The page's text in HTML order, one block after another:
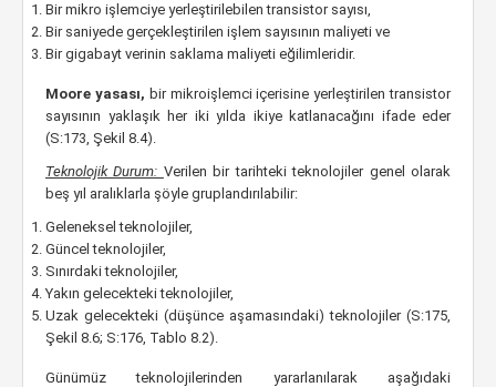
Bir mikro işlemciye yerleştirilebilen transistor sayısı,
Bir saniyede gerçekleştirilen işlem sayısının maliyeti ve
Bir gigabayt verinin saklama maliyeti eğilimleridir.
Moore yasası, bir mikroişlemci içerisine yerleştirilen transistor
sayısının yaklaşık her iki yılda ikiye katlanacağını ifade eder
(S:173, Şekil 8.4).
Teknolojik Durum: Verilen bir tarihteki teknolojiler genel olarak
beş yıl aralıklarla şöyle gruplandırılabilir:
Geleneksel teknolojiler,
Güncel teknolojiler,
Sınırdaki teknolojiler,
Yakın gelecekteki teknolojiler,
Uzak gelecekteki (düşünce aşamasındaki) teknolojiler (S:175,
Şekil 8.6; S:176, Tablo 8.2).
Günümüz teknolojilerinden yararlanılarak aşağıdaki